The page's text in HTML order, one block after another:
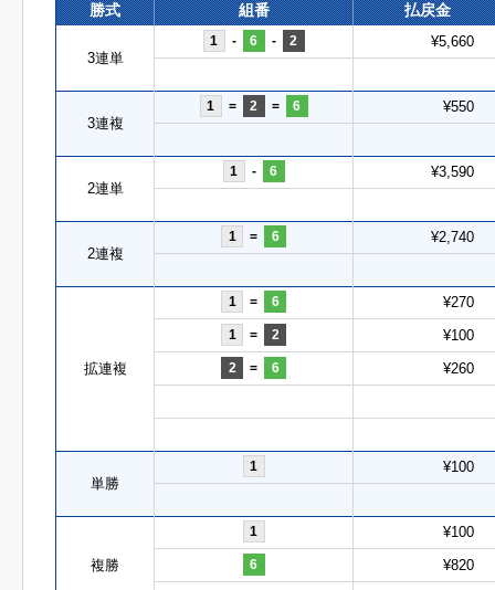
勝式 組番 払戻金
3連単
1 - 6 - 2 ¥5,660
3連複
1 = 2 = 6 ¥550
2連単
1 - 6 ¥3,590
2連複
1 = 6 ¥2,740
拡連複
1 = 6 ¥270
1 = 2 ¥100
2 = 6 ¥260
単勝
1 ¥100
複勝
1 ¥100
6 ¥820